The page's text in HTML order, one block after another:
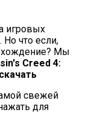
игровых
что если,
Мы
Creed 4:
свежей
для